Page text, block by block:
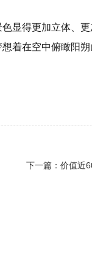
显得更加立体、
着在空中俯瞰阳
下一篇： 价值近